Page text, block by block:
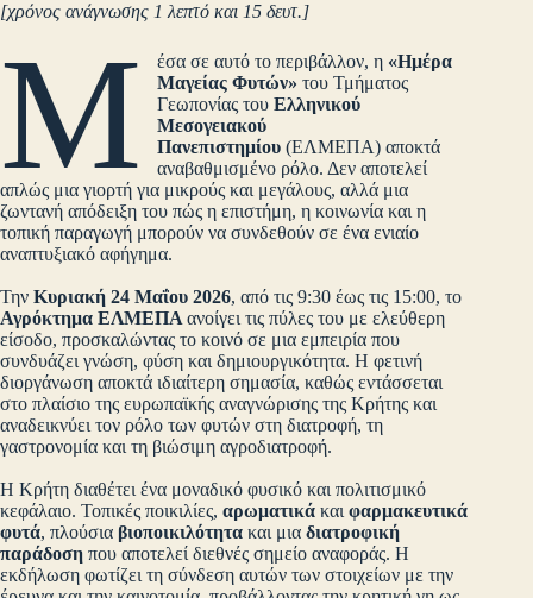
[χρόνος ανάγνωσης 1 λεπτό και 15 δευτ.]
Μ έσα σε αυτό το περιβάλλον, η «Ημέρα
Μαγείας Φυτών» του Τμήματος
Γεωπονίας τουΕλληνικού
Μεσογειακού
Πανεπιστημίου (ΕΛΜΕΠΑ) αποκτά
αναβαθμισμένο ρόλο. Δεν αποτελεί
απλώς μια γιορτή για μικρούς και μεγάλους, αλλά μια
ζωντανή απόδειξη του πώς η επιστήμη, η κοινωνία και η
τοπική παραγωγή μπορούν να συνδεθούν σε ένα ενιαίο
αναπτυξιακό αφήγημα.
Την Κυριακή 24 Μαΐου 2026, από τις 9:30 έως τις 15:00, το
Αγρόκτημα ΕΛΜΕΠΑ ανοίγει τις πύλες του με ελεύθερη
είσοδο, προσκαλώντας το κοινό σε μια εμπειρία που
συνδυάζει γνώση, φύση και δημιουργικότητα. Η φετινή
διοργάνωση αποκτά ιδιαίτερη σημασία, καθώς εντάσσεται
στο πλαίσιο της ευρωπαϊκής αναγνώρισης της Κρήτης και
αναδεικνύει τον ρόλο των φυτών στη διατροφή, τη
γαστρονομία και τη βιώσιμη αγροδιατροφή.
Η Κρήτη διαθέτει ένα μοναδικό φυσικό και πολιτισμικό
κεφάλαιο. Τοπικές ποικιλίες, αρωματικά και φαρμακευτικά
φυτά, πλούσια βιοποικιλότητα και μια διατροφική
παράδοση που αποτελεί διεθνές σημείο αναφοράς. Η
εκδήλωση φωτίζει τη σύνδεση αυτών των στοιχείων με την